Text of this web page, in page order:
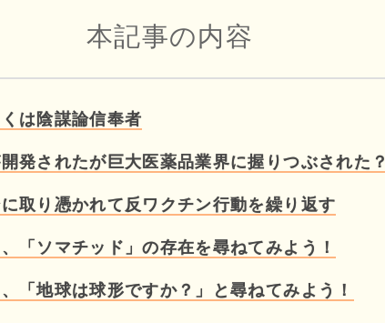
本記事の内容
は陰謀論信奉者
発されたが巨大医薬品業界に握りつぶされた？
取り憑かれて反ワクチン行動を繰り返す
「ソマチッド」の存在を尋ねてみよう！
「地球は球形ですか？」と尋ねてみよう！